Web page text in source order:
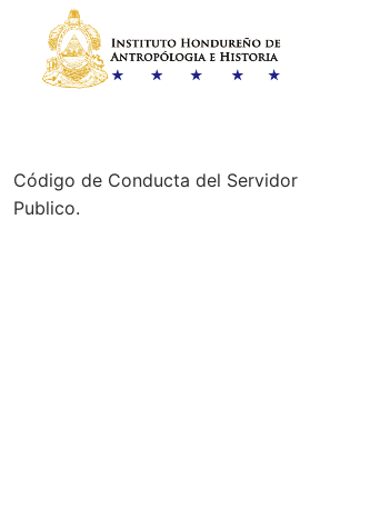
Código de Conducta del Servidor
Publico.